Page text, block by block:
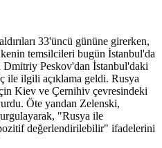
33'üncü gününe girerken,
temsilcileri bugün İstanbul'da
Peskov'dan İstanbul'daki
ile ilgili açıklama geldi. Rusya
Kiev ve Çernihiv çevresindeki
Öte yandan Zelenski,
"Rusya ile
değerlendirilebilir" ifadelerini